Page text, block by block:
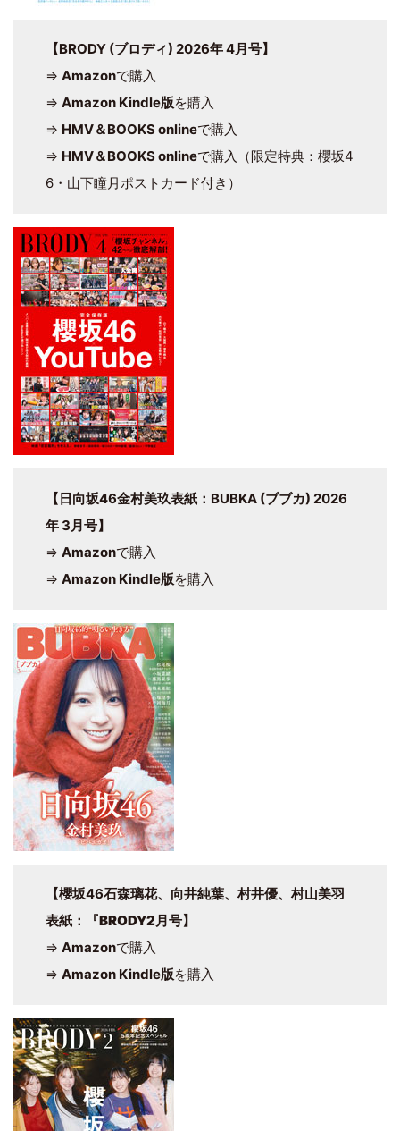
【BRODY (ブロディ) 2026年 4月号】
⇒ Amazonで購入
⇒ Amazon Kindle版を購入
⇒ HMV＆BOOKS onlineで購入
⇒ HMV＆BOOKS onlineで購入（限定特典：櫻坂4
6・山下瞳月ポストカード付き）
【日向坂46金村美玖表紙：BUBKA (ブブカ) 2026
年 3月号】
⇒ Amazonで購入
⇒ Amazon Kindle版を購入
【櫻坂46石森璃花、向井純葉、村井優、村山美羽
表紙： 『BRODY2月号】
⇒ Amazonで購入
⇒ Amazon Kindle版を購入